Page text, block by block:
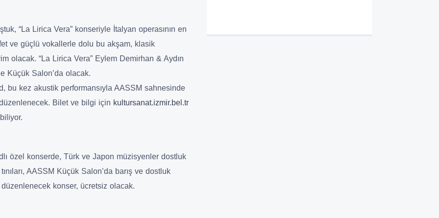
“La Lirica Vera” konseriyle İtalyan operasının en
ve güçlü vokallerle dolu bu akşam, klasik
olacak. “La Lirica Vera” Eylem Demirhan & Aydın
Küçük Salon’da olacak.
bu kez akustik performansıyla AASSM sahnesinde
Bilet ve bilgi için kultursanat.izmir.bel.tr
özel konserde, Türk ve Japon müzisyenler dostluk
AASSM Küçük Salon’da barış ve dostluk
düzenlenecek konser, ücretsiz olacak.